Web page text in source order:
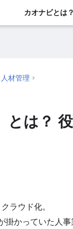
カオナビとは？
人材管理
とは？
ラウド化。
かっていた人事